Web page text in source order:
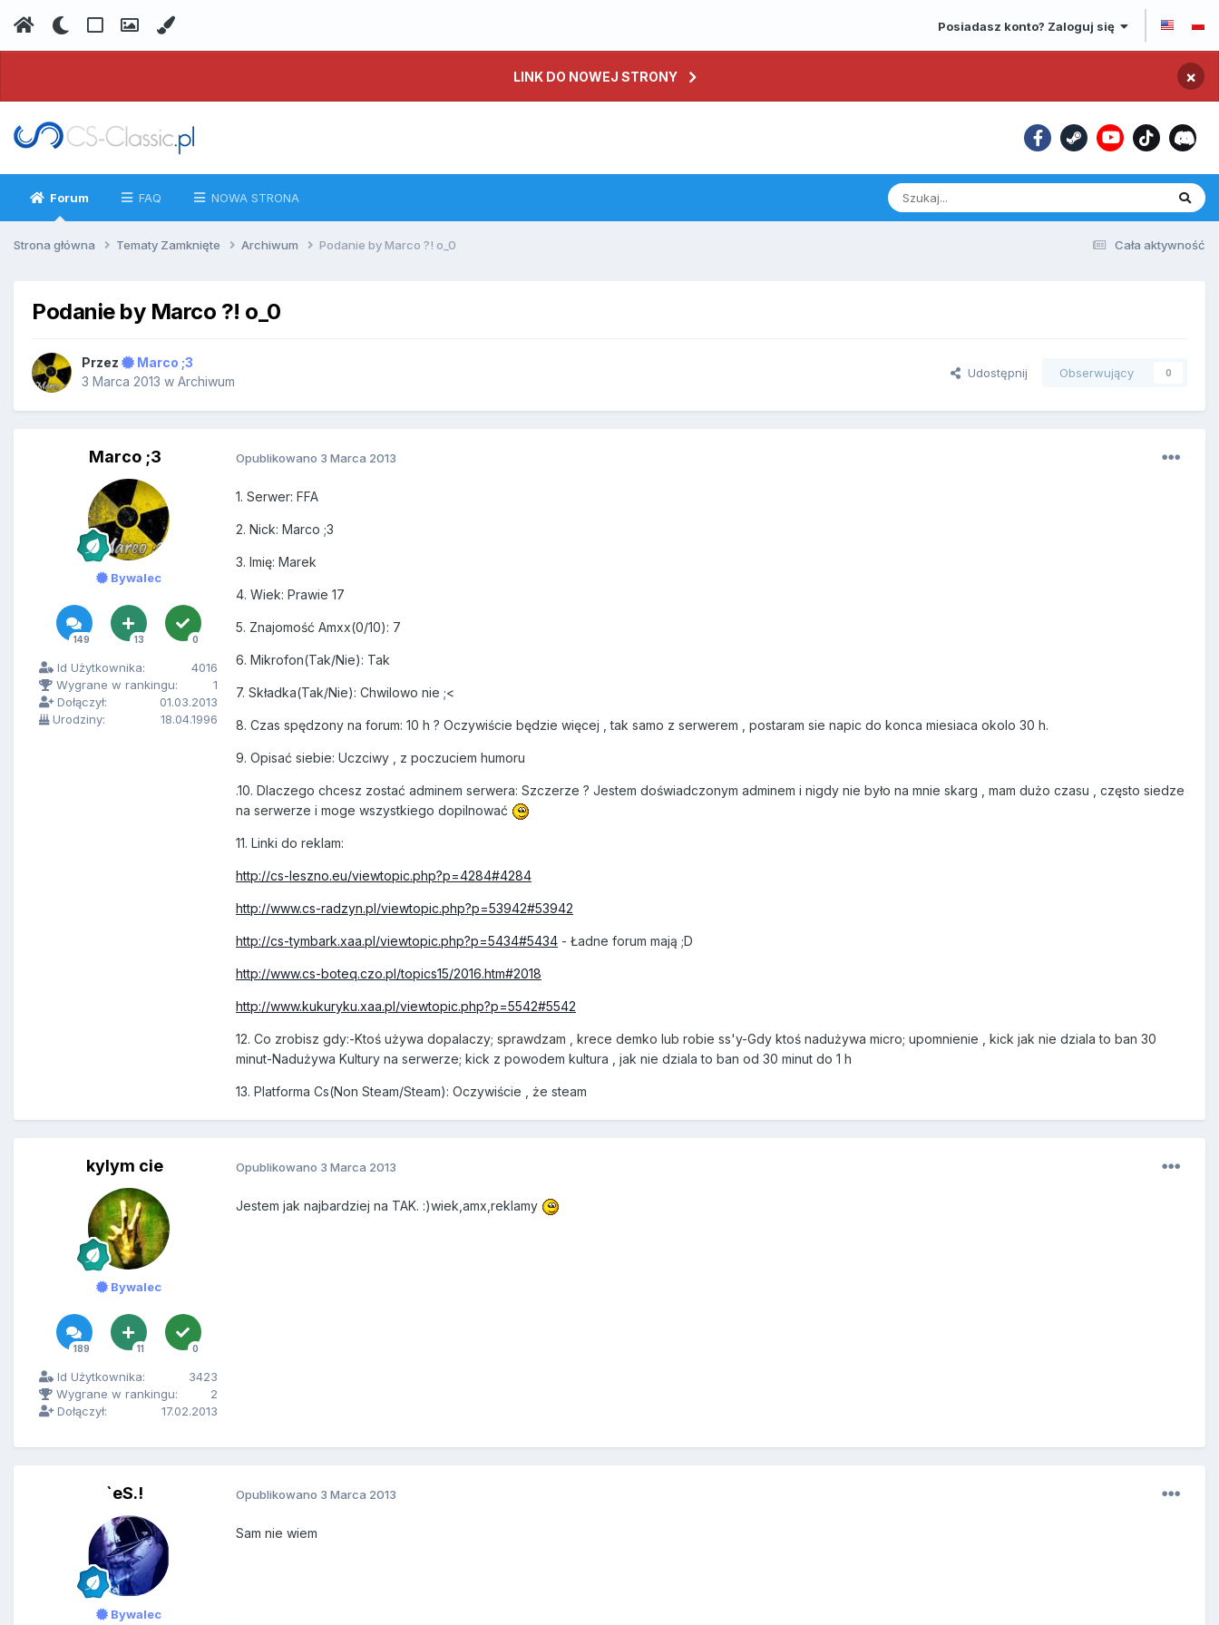
Posiadasz konto? Zaloguj się
LINK DO NOWEJ STRONY ×
Forum FAQ NOWA STRONA
Cała aktywność
Strona główna Tematy Zamknięte Archiwum Podanie by Marco ?! o_0
Podanie by Marco ?! o_0
Przez
Marco ;3
3 Marca 2013 w Archiwum
Udostępnij Obserwujący 0
Marco ;3
Bywalec
149 13 0
Id Użytkownika:
4016
Wygrane w rankingu:
1
Dołączył:
01.03.2013
Urodziny:
18.04.1996
Opublikowano 3 Marca 2013
1. Serwer: FFA
2. Nick: Marco ;3
3. Imię: Marek
4. Wiek: Prawie 17
5. Znajomość Amxx(0/10): 7
6. Mikrofon(Tak/Nie): Tak
7. Składka(Tak/Nie): Chwilowo nie ;<
8. Czas spędzony na forum: 10 h ? Oczywiście będzie więcej , tak samo z serwerem , postaram sie napic do konca miesiaca okolo 30 h.
9. Opisać siebie: Uczciwy , z poczuciem humoru
.10. Dlaczego chcesz zostać adminem serwera: Szczerze ? Jestem doświadczonym adminem i nigdy nie było na mnie skarg , mam dużo czasu , często siedze
na serwerze i moge wszystkiego dopilnować
11. Linki do reklam:
http://cs-leszno.eu/viewtopic.php?p=4284#4284
http://www.cs-radzyn.pl/viewtopic.php?p=53942#53942
http://cs-tymbark.xaa.pl/viewtopic.php?p=5434#5434 - Ładne forum mają ;D
http://www.cs-boteq.czo.pl/topics15/2016.htm#2018
http://www.kukuryku.xaa.pl/viewtopic.php?p=5542#5542
12. Co zrobisz gdy:-Ktoś używa dopalaczy; sprawdzam , krece demko lub robie ss'y-Gdy ktoś nadużywa micro; upomnienie , kick jak nie dziala to ban 30
minut-Nadużywa Kultury na serwerze; kick z powodem kultura , jak nie dziala to ban od 30 minut do 1 h
13. Platforma Cs(Non Steam/Steam): Oczywiście , że steam
kylym cie
Bywalec
189 11 0
Id Użytkownika:
3423
Wygrane w rankingu:
2
Dołączył:
17.02.2013
Opublikowano 3 Marca 2013
Jestem jak najbardziej na TAK. :)wiek,amx,reklamy
`eS.!
Bywalec
Opublikowano 3 Marca 2013
Sam nie wiem